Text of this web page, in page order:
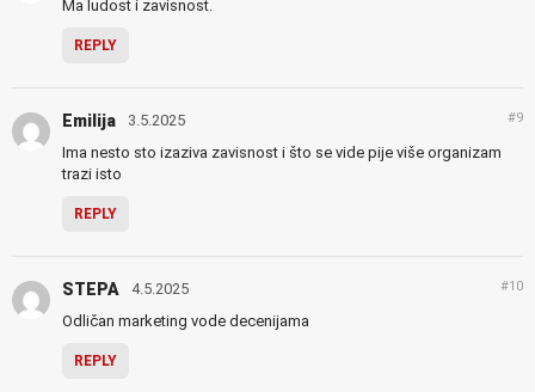
Ma ludost i zavisnost.
REPLY
Emilija 3.5.2025 #9
Ima nesto sto izaziva zavisnost i što se vide pije više organizam
trazi isto
REPLY
STEPA 4.5.2025 #10
Odličan marketing vode decenijama
REPLY